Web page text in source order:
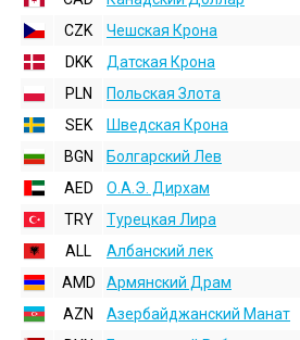
CZK
Чешская Крона
DKK
Датская Крона
PLN
Польская Злота
SEK
Шведская Крона
BGN
Болгарский Лев
AED
О.А.Э. Дирхам
TRY
Турецкая Лира
ALL
Албанский лек
AMD
Армянский Драм
AZN
Азербайджанский Манат